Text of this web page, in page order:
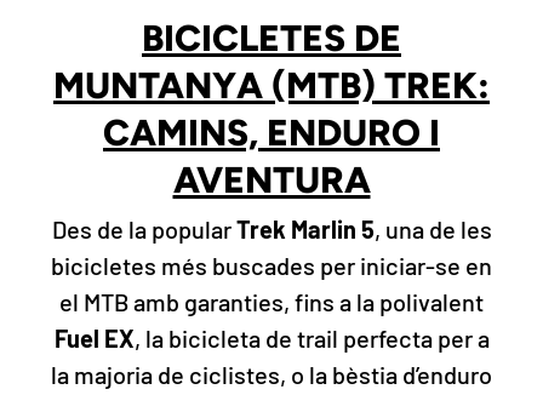
BICICLETES DE
MUNTANYA (MTB) TREK:
CAMINS, ENDURO I
AVENTURA
Des de la popularTrek Marlin 5, una de les
bicicletes més buscades per iniciar-se en
el MTB amb garanties, fins a la polivalent
Fuel EX, la bicicleta de trail perfecta per a
la majoria de ciclistes, o la bèstia d’enduro